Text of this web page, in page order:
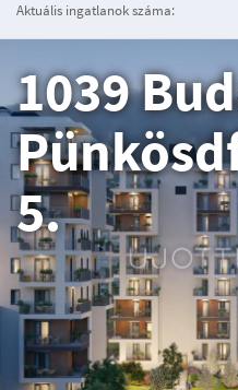
Aktuális ingatlanok száma:
1039
5.